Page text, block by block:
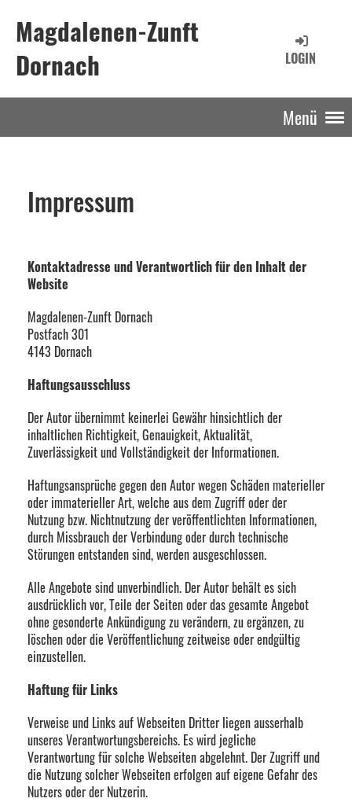
Magdalenen-Zunft
Dornach
LOGIN
Menü
Impressum
Kontaktadresse und Verantwortlich für den Inhalt der
Website
Magdalenen-Zunft Dornach
Postfach 301
4143 Dornach
Haftungsausschluss
Der Autor übernimmt keinerlei Gewähr hinsichtlich der
inhaltlichen Richtigkeit, Genauigkeit, Aktualität,
Zuverlässigkeit und Vollständigkeit der Informationen.
Haftungsansprüche gegen den Autor wegen Schäden materieller
oder immaterieller Art, welche aus dem Zugriff oder der
Nutzung bzw. Nichtnutzung der veröffentlichten Informationen,
durch Missbrauch der Verbindung oder durch technische
Störungen entstanden sind, werden ausgeschlossen.
Alle Angebote sind unverbindlich. Der Autor behält es sich
ausdrücklich vor, Teile der Seiten oder das gesamte Angebot
ohne gesonderte Ankündigung zu verändern, zu ergänzen, zu
löschen oder die Veröffentlichung zeitweise oder endgültig
einzustellen.
Haftung für Links
Verweise und Links auf Webseiten Dritter liegen ausserhalb
unseres Verantwortungsbereichs. Es wird jegliche
Verantwortung für solche Webseiten abgelehnt. Der Zugriff und
die Nutzung solcher Webseiten erfolgen auf eigene Gefahr des
Nutzers oder der Nutzerin.